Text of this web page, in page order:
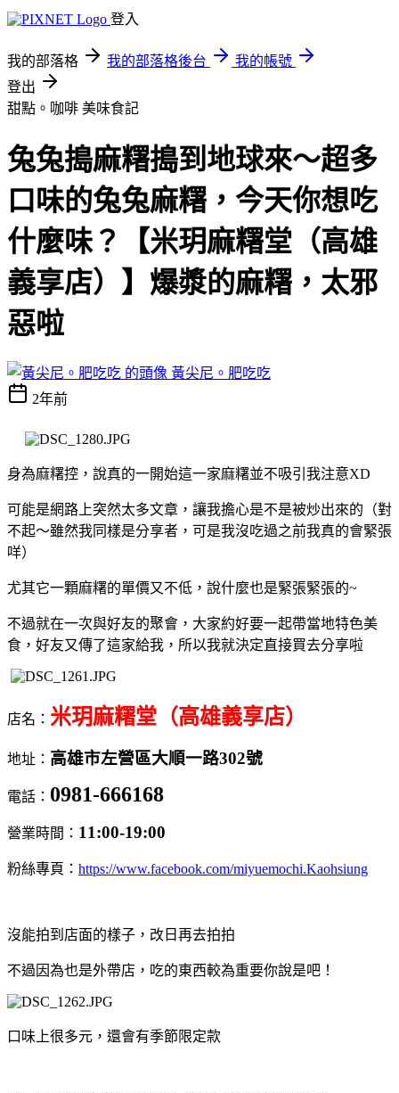
登入
我的部落格 我的部落格後台
我的帳號
登出
甜點。咖啡 美味食記
兔兔搗麻糬搗到地球來～超多
口味的兔兔麻糬，今天你想吃
什麼味？【米玥麻糬堂（高雄
義享店）】爆漿的麻糬，太邪
惡啦
黃尖尼。肥吃吃
2年前
身為麻糬控，說真的一開始這一家麻糬並不吸引我注意XD
可能是網路上突然太多文章，讓我擔心是不是被炒出來的（對
不起～雖然我同樣是分享者，可是我沒吃過之前我真的會緊張
咩）
尤其它一顆麻糬的單價又不低，說什麼也是緊張緊張的~
不過就在一次與好友的聚會，大家約好要一起帶當地特色美
食，好友又傳了這家給我，所以我就決定直接買去分享啦
店名： 米玥麻糬堂（高雄義享店）
地址： 高雄市左營區大順一路302號
電話： 0981-666168
營業時間： 11:00-19:00
粉絲專頁： https://www.facebook.com/miyuemochi.Kaohsiung
沒能拍到店面的樣子，改日再去拍拍
不過因為也是外帶店，吃的東西較為重要你說是吧！
口味上很多元，還會有季節限定款